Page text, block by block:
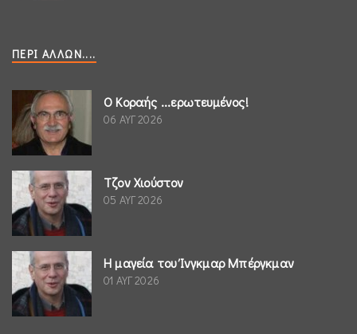
ΠΕΡΊ ΆΛΛΩΝ....
Ο Κοραής ...ερωτευμένος!
06 ΑΥΓ 2026
Τζον Χιούστον
05 ΑΥΓ 2026
Η μαγεία του Ίνγκμαρ Μπέργκμαν
01 ΑΥΓ 2026